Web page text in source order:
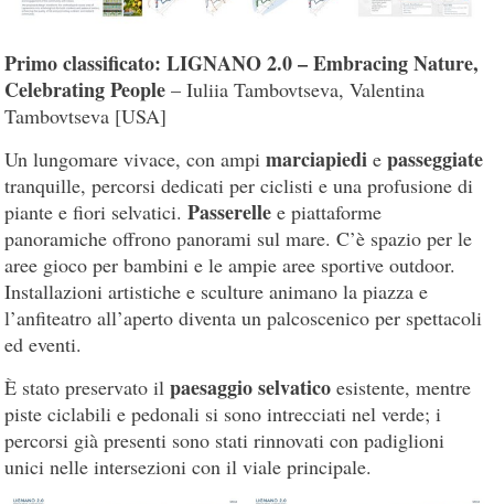
Primo classificato: LIGNANO 2.0 – Embracing Nature,
Celebrating People – Iuliia Tambovtseva, Valentina
Tambovtseva [USA]
Un lungomare vivace, con ampimarciapiedi epasseggiate
tranquille, percorsi dedicati per ciclisti e una profusione di
piante e fiori selvatici.Passerelle e piattaforme
panoramiche offrono panorami sul mare. C’è spazio per le
aree gioco per bambini e le ampie aree sportive outdoor.
Installazioni artistiche e sculture animano la piazza e
l’anfiteatro all’aperto diventa un palcoscenico per spettacoli
ed eventi.
È stato preservato ilpaesaggio selvaticoesistente, mentre
piste ciclabili e pedonali si sono intrecciati nel verde; i
percorsi già presenti sono stati rinnovati con padiglioni
unici nelle intersezioni con il viale principale.